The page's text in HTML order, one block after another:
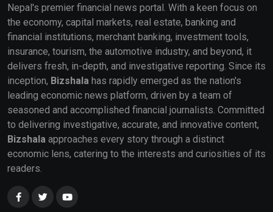
Nepal's premier financial news portal. With a keen focus on
the economy, capital markets, real estate, banking and
financial institutions, merchant banking, investment tools,
insurance, tourism, the automotive industry, and beyond, it
delivers fresh, in-depth, and investigative reporting. Since its
inception, Bizshala has rapidly emerged as the nation's
leading economic news platform, driven by a team of
seasoned and accomplished financial journalists. Committed
to delivering investigative, accurate, and innovative content,
Bizshala approaches every story through a distinct
economic lens, catering to the interests and curiosities of its
readers.